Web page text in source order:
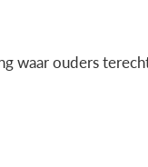
waar ouders